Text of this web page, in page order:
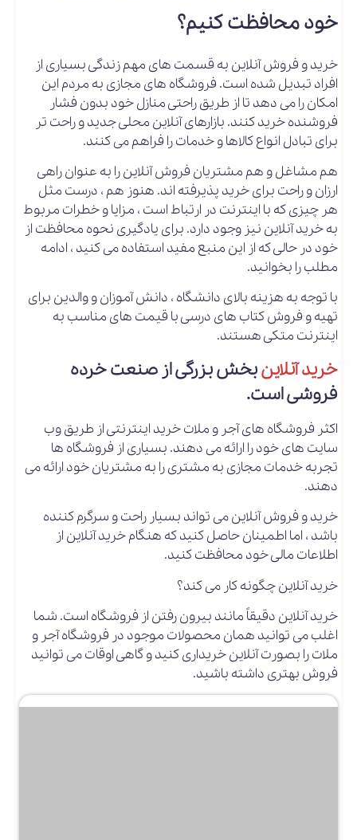
خود محافظت کنیم؟
خرید و فروش آنلاین به قسمت های مهم زندگی بسیاری از
افراد تبدیل شده است. فروشگاه های مجازی به مردم این
امکان را می دهد تا از طریق راحتی منازل خود بدون فشار
فروشنده خرید کنند. بازارهای آنلاین محلی جدید و راحت تر
برای تبادل انواع کالاها و خدمات را فراهم می کنند.
هم مشاغل و هم مشتریان فروش آنلاین را به عنوان راهی
ارزان و راحت برای خرید پذیرفته اند. هنوز هم ، درست مثل
هر چیزی که با اینترنت در ارتباط است ، مزایا و خطرات مربوط
به خرید آنلاین نیز وجود دارد. برای یادگیری نحوه محافظت از
خود در حالی که از این منبع مفید استفاده می کنید ، ادامه
مطلب را بخوانید.
با توجه به هزینه بالای دانشگاه ، دانش آموزان و والدین برای
تهیه و فروش کتاب های درسی با قیمت های مناسب به
اینترنت متکی هستند.
خرید آنلاینبخش بزرگی از صنعت خرده
فروشی است.
اکثر فروشگاه های آجر و ملات خرید اینترنتی از طریق وب
سایت های خود را ارائه می دهند. بسیاری از فروشگاه ها
تجربه خدمات مجازی به مشتری را به مشتریان خود ارائه می
دهند.
خرید و فروش آنلاین می تواند بسیار راحت و سرگرم کننده
باشد ، اما اطمینان حاصل کنید که هنگام خرید آنلاین از
اطلاعات مالی خود محافظت کنید.
خرید آنلاین چگونه کار می کند؟
خرید آنلاین دقیقاً مانند بیرون رفتن از فروشگاه است. شما
اغلب می توانید همان محصولات موجود در فروشگاه آجر و
ملات را بصورت آنلاین خریداری کنید و گاهی اوقات می توانید
فروش بهتری داشته باشید.